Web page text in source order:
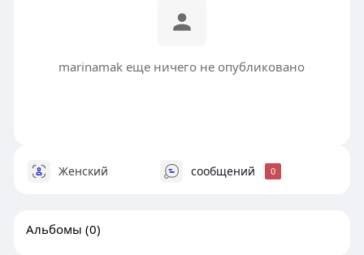
marinamak еще ничего не опубликовано
Женский сообщений 0
Альбомы (0)